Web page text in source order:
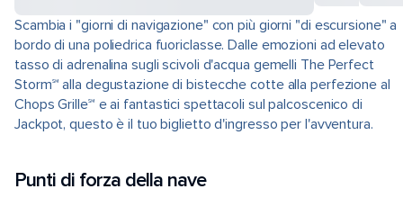
Scambia i "giorni di navigazione" con più giorni "di escursione" a
bordo di una poliedrica fuoriclasse. Dalle emozioni ad elevato
tasso di adrenalina sugli scivoli d'acqua gemelli The Perfect
Storm℠ alla degustazione di bistecche cotte alla perfezione al
Chops Grille℠ e ai fantastici spettacoli sul palcoscenico di
Jackpot, questo è il tuo biglietto d'ingresso per l'avventura.
Punti di forza della nave